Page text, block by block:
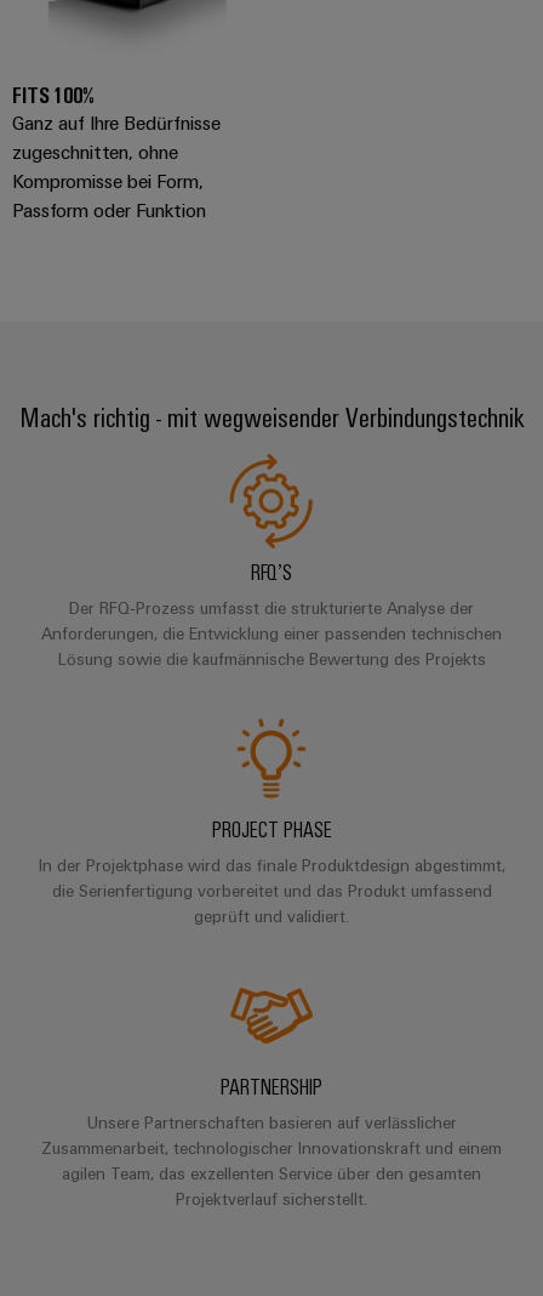
Modifizierte
Gehäuse
Kundenspezifische
Kabelkonfektionierung
Unsere Neuheiten
im Bereich
Weidmüller
Configurator
Digital
FITS 100%
Ganz auf Ihre Bedürfnisse
zugeschnitten, ohne
Kompromisse bei Form,
Passform oder Funktion
Mach's richtig - mit wegweisender Verbindungstechnik
RFQ’S
Der RFQ‑Prozess umfasst die strukturierte Analyse der
Anforderungen, die Entwicklung einer passenden technischen
Lösung sowie die kaufmännische Bewertung des Projekts
PROJECT PHASE
In der Projektphase wird das finale Produktdesign abgestimmt,
die Serienfertigung vorbereitet und das Produkt umfassend
geprüft und validiert.
PARTNERSHIP
Unsere Partnerschaften basieren auf verlässlicher
Zusammenarbeit, technologischer Innovationskraft und einem
agilen Team, das exzellenten Service über den gesamten
Projektverlauf sicherstellt.